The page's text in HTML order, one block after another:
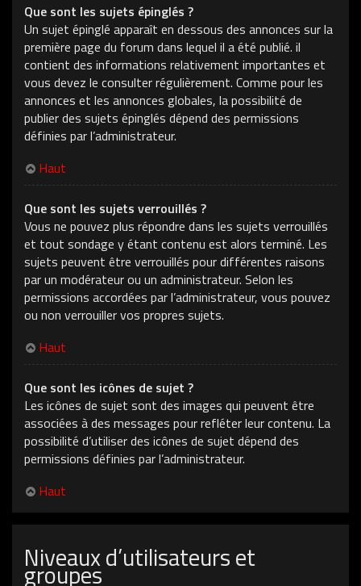
Que sont les sujets épinglés ?
Un sujet épinglé apparaît en dessous des annonces sur la
première page du forum dans lequel il a été publié. il
contient des informations relativement importantes et
vous devez le consulter régulièrement. Comme pour les
annonces et les annonces globales, la possibilité de
publier des sujets épinglés dépend des permissions
définies par l’administrateur.
Haut
Que sont les sujets verrouillés ?
Vous ne pouvez plus répondre dans les sujets verrouillés
et tout sondage y étant contenu est alors terminé. Les
sujets peuvent être verrouillés pour différentes raisons
par un modérateur ou un administrateur. Selon les
permissions accordées par l’administrateur, vous pouvez
ou non verrouiller vos propres sujets.
Haut
Que sont les icônes de sujet ?
Les icônes de sujet sont des images qui peuvent être
associées à des messages pour refléter leur contenu. La
possibilité d’utiliser des icônes de sujet dépend des
permissions définies par l’administrateur.
Haut
Niveaux d’utilisateurs et
groupes